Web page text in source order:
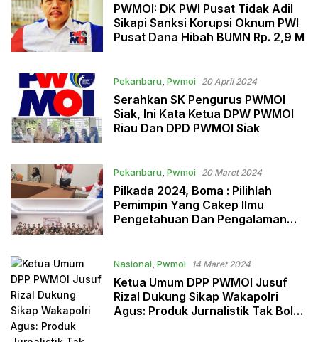
PWMOI: DK PWI Pusat Tidak Adil
Sikapi Sanksi Korupsi Oknum PWI
Pusat Dana Hibah BUMN Rp. 2,9 M
Pekanbaru Pwmoi 20 April 2024
Serahkan SK Pengurus PWMOI
Siak, Ini Kata Ketua DPW PWMOI
Riau Dan DPD PWMOI Siak
Pekanbaru, Pwmoi 20 Maret 2024
Pilkada 2024, Boma : Pilihlah
Pemimpin Yang Cakep Ilmu
Pengetahuan Dan Pengalaman
Nasional, Pwmoi 14 Maret 2024
Ketua Umum DPP PWMOI Jusuf
Rizal Dukung Sikap Wakapolri
Agus: Produk Jurnalistik Tak Boleh